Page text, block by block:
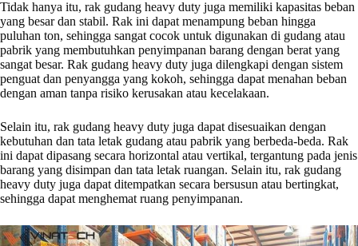
Tidak hanya itu, rak gudang heavy duty juga memiliki kapasitas beban
yang besar dan stabil. Rak ini dapat menampung beban hingga
puluhan ton, sehingga sangat cocok untuk digunakan di gudang atau
pabrik yang membutuhkan penyimpanan barang dengan berat yang
sangat besar. Rak gudang heavy duty juga dilengkapi dengan sistem
penguat dan penyangga yang kokoh, sehingga dapat menahan beban
dengan aman tanpa risiko kerusakan atau kecelakaan.
Selain itu, rak gudang heavy duty juga dapat disesuaikan dengan
kebutuhan dan tata letak gudang atau pabrik yang berbeda-beda. Rak
ini dapat dipasang secara horizontal atau vertikal, tergantung pada jenis
barang yang disimpan dan tata letak ruangan. Selain itu, rak gudang
heavy duty juga dapat ditempatkan secara bersusun atau bertingkat,
sehingga dapat menghemat ruang penyimpanan.